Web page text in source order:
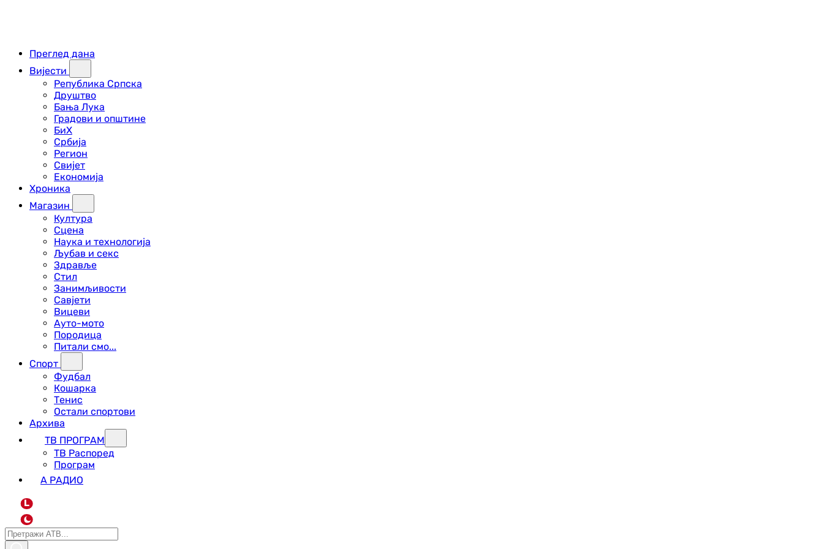
Преглед дана
Вијести
Република Српска
Друштво
Бања Лука
Градови и општине
БиХ
Србија
Регион
Свијет
Економија
Хроника
Магазин
Култура
Сцена
Наука и технологија
Љубав и секс
Здравље
Стил
Занимљивости
Савјети
Вицеви
Ауто-мото
Породица
Питали смо...
Спорт
Фудбал
Кошарка
Тенис
Остали спортови
Архива
ТВ ПРОГРАМ
ТВ Распоред
Програм
А РАДИО
L